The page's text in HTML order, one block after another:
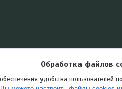
Обработка файлов
удобства пользователей